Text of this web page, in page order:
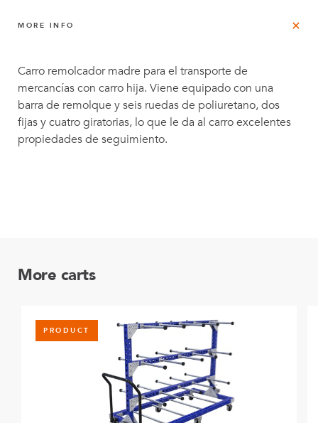
MORE INFO
Carro remolcador madre para el transporte de
mercancías con carro hija. Viene equipado con una
barra de remolque y seis ruedas de poliuretano, dos
fijas y cuatro giratorias, lo que le da al carro excelentes
propiedades de seguimiento.
More carts
PRODUCT